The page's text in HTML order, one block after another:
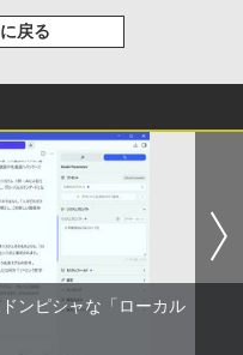
戻る
ンピシャな「ローカル